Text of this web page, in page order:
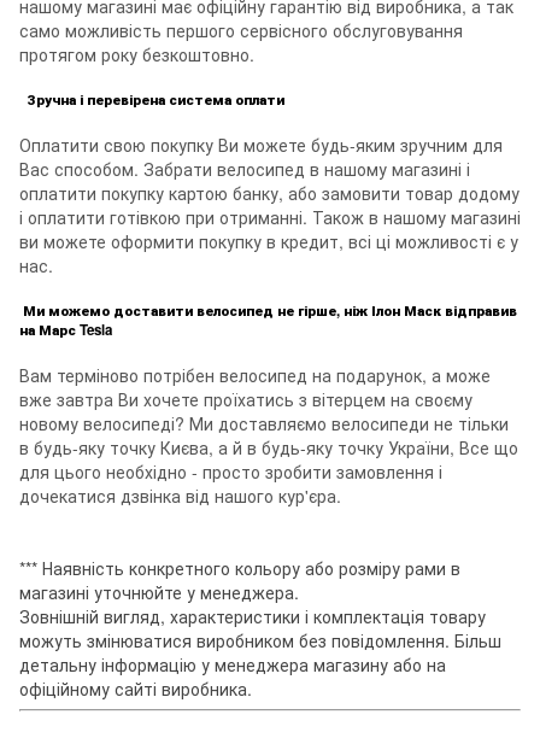
нашому магазині має офіційну гарантію від виробника, а так
само можливість першого сервісного обслуговування
протягом року безкоштовно.
Зручна і перевірена система оплати
Оплатити свою покупку Ви можете будь-яким зручним для
Вас способом. Забрати велосипед в нашому магазині і
оплатити покупку картою банку, або замовити товар додому
і оплатити готівкою при отриманні. Також в нашому магазині
ви можете оформити покупку в кредит, всі ці можливості є у
нас.
Ми можемо доставити велосипед не гірше, ніж Ілон Маск відправив
на Марс Tesla
Вам терміново потрібен велосипед на подарунок, а може
вже завтра Ви хочете проїхатись з вітерцем на своєму
новому велосипеді? Ми доставляємо велосипеди не тільки
в будь-яку точку Києва, а й в будь-яку точку України, Все що
для цього необхідно - просто зробити замовлення і
дочекатися дзвінка від нашого кур'єра.
*** Наявність конкретного кольору або розміру рами в
магазині уточнюйте у менеджера.
Зовнішній вигляд, характеристики і комплектація товару
можуть змінюватися виробником без повідомлення. Більш
детальну інформацію у менеджера магазину або на
офіційному сайті виробника.